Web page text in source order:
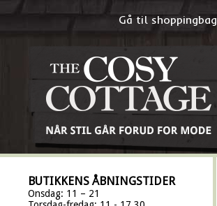
Gå til shoppingbag
BUTIKKENS ÅBNINGSTIDER
Onsdag: 11 – 21